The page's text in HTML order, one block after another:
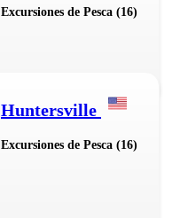
Excursiones de Pesca (16)
Huntersville
Excursiones de Pesca (16)